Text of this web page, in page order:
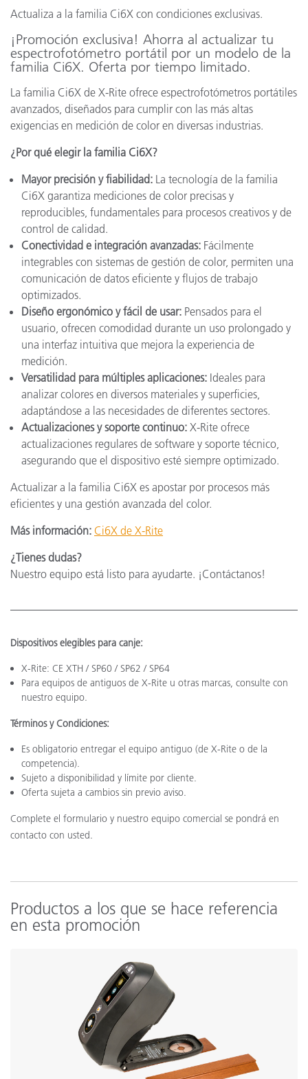
Actualiza a la familia Ci6X con condiciones exclusivas.
¡Promoción exclusiva! Ahorra al actualizar tu
espectrofotómetro portátil por un modelo de la
familia Ci6X. Oferta por tiempo limitado.
La familia Ci6X de X-Rite ofrece espectrofotómetros portátiles
avanzados, diseñados para cumplir con las más altas
exigencias en medición de color en diversas industrias.
¿Por qué elegir la familia Ci6X?
Mayor precisión y fiabilidad: La tecnología de la familia
Ci6X garantiza mediciones de color precisas y
reproducibles, fundamentales para procesos creativos y de
control de calidad.
Conectividad e integración avanzadas: Fácilmente
integrables con sistemas de gestión de color, permiten una
comunicación de datos eficiente y flujos de trabajo
optimizados.
Diseño ergonómico y fácil de usar: Pensados para el
usuario, ofrecen comodidad durante un uso prolongado y
una interfaz intuitiva que mejora la experiencia de
medición.
Versatilidad para múltiples aplicaciones: Ideales para
analizar colores en diversos materiales y superficies,
adaptándose a las necesidades de diferentes sectores.
Actualizaciones y soporte continuo: X-Rite ofrece
actualizaciones regulares de software y soporte técnico,
asegurando que el dispositivo esté siempre optimizado.
Actualizar a la familia Ci6X es apostar por procesos más
eficientes y una gestión avanzada del color.
Más información: Ci6X de X-Rite
¿Tienes dudas?
Nuestro equipo está listo para ayudarte. ¡Contáctanos!
Dispositivos elegibles para canje:
X-Rite: CE XTH / SP60 / SP62 / SP64
Para equipos de antiguos de X-Rite u otras marcas, consulte con
nuestro equipo.
Términos y Condiciones:
Es obligatorio entregar el equipo antiguo (de X-Rite o de la
competencia).
Sujeto a disponibilidad y límite por cliente.
Oferta sujeta a cambios sin previo aviso.
Complete el formulario y nuestro equipo comercial se pondrá en
contacto con usted.
Productos a los que se hace referencia
en esta promoción